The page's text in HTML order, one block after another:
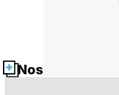
Nos fiches santé